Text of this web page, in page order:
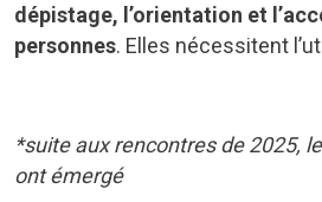
dépistage, l’orientation et
personnes. Elles nécessitent
*suite aux rencontres de 2025,
ont émergé